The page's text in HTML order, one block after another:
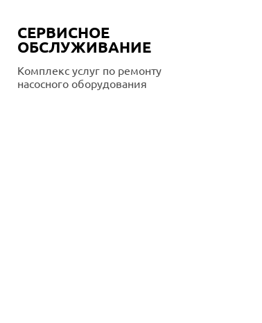
СЕРВИСНОЕ
ОБСЛУЖИВАНИЕ
Комплекс услуг по ремонту
насосного оборудования